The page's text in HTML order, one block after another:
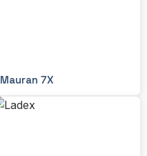
Mauran 7X